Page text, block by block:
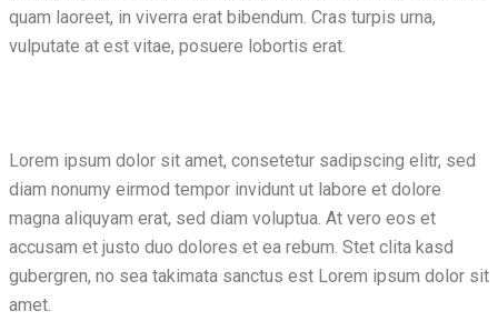
quam laoreet, in viverra erat bibendum. Cras turpis urna,
vulputate at est vitae, posuere lobortis erat.
Lorem ipsum dolor sit amet, consetetur sadipscing elitr, sed
diam nonumy eirmod tempor invidunt ut labore et dolore
magna aliquyam erat, sed diam voluptua. At vero eos et
accusam et justo duo dolores et ea rebum. Stet clita kasd
gubergren, no sea takimata sanctus est Lorem ipsum dolor sit
amet.